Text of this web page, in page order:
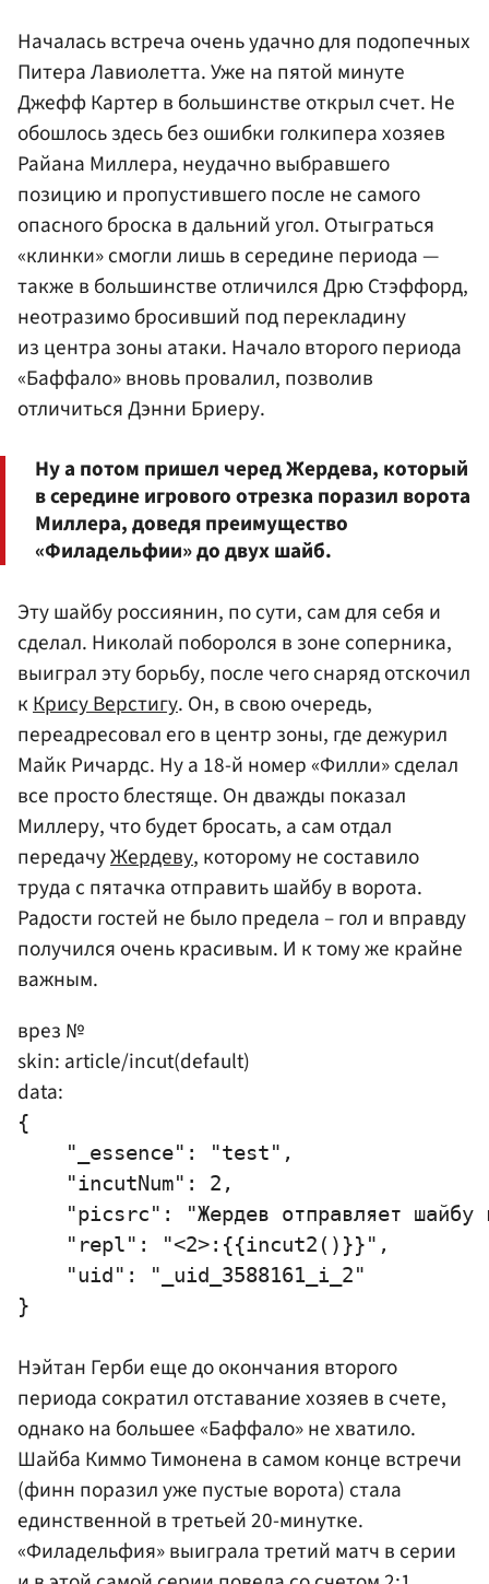
Началась встреча очень удачно для подопечных
Питера Лавиолетта. Уже на пятой минуте
Джефф Картер в большинстве открыл счет. Не
обошлось здесь без ошибки голкипера хозяев
Райана Миллера, неудачно выбравшего
позицию и пропустившего после не самого
опасного броска в дальний угол. Отыграться
«клинки» смогли лишь в середине периода —
также в большинстве отличилсяДрю Стэффорд,
неотразимо бросивший под перекладину
из центра зоны атаки. Начало второго периода
«Баффало» вновь провалил, позволив
отличиться Дэнни Бриеру.
Ну а потом пришел черед Жердева, который
в середине игрового отрезка поразил ворота
Миллера, доведя преимущество
«Филадельфии» до двух шайб.
Эту шайбу россиянин, по сути, сам для себя и
сделал. Николай поборолся в зоне соперника,
выиграл эту борьбу, после чего снаряд отскочил
к Крису Верстигу. Он, в свою очередь,
переадресовал его в центр зоны, где дежурил
Майк Ричардс. Ну а 18-й номер «Филли» сделал
все просто блестяще. Он дважды показал
Миллеру, что будет бросать, а сам отдал
передачуЖердеву, которому не составило
труда с пятачка отправить шайбу в ворота.
Радости гостей не было предела – гол и вправду
получился очень красивым. И к тому же крайне
важным.
врез №
skin: article/incut(default)
data:
{
    "_essence": "test",
    "incutNum": 2,
"picsrc": "Жердев отправляет шайбу
    "repl": "<2>:{{incut2()}}",
    "uid": "_uid_3588161_i_2"
Нэйтан Герби еще до окончания второго
периода сократил отставание хозяев в счете,
однако на большее «Баффало» не хватило.
Шайба Киммо Тимонена в самом конце встречи
(финн поразил уже пустые ворота) стала
единственной в третьей 20-минутке.
«Филадельфия» выиграла третий матч в серии